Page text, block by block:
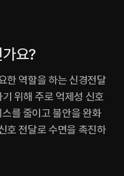
요?
한 역할을 하는 신경전달
위해 주로 억제성 신호
를 줄이고 불안을 완화
호 전달로 수면을 촉진하